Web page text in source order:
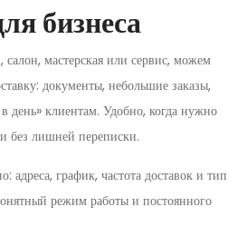
бизнеса
мастерская или сервис, можем
документы, небольшие заказы,
день» клиентам. Удобно, когда нужно
без лишней переписки.
адреса, график, частота доставок и тип
режим работы и постоянного